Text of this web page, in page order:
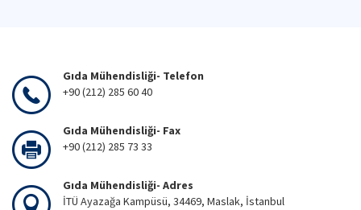
Gıda Mühendisliği- Telefon
+90 (212) 285 60 40
Gıda Mühendisliği- Fax
+90 (212) 285 73 33
Gıda Mühendisliği- Adres
İTÜ Ayazağa Kampüsü, 34469, Maslak, İstanbul